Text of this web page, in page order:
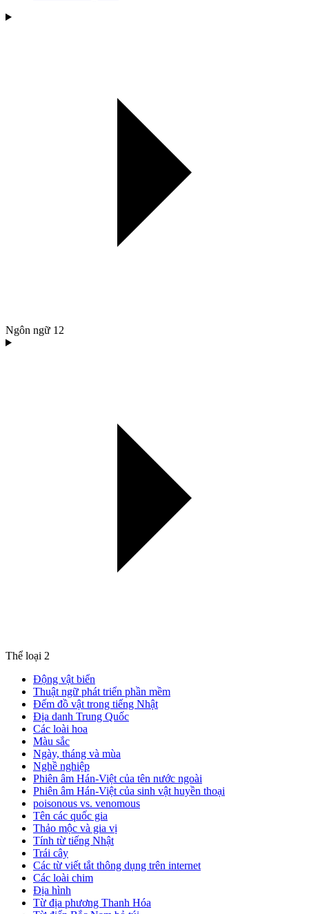
Ngôn ngữ 12
Thể loại 2
Động vật biển
Thuật ngữ phát triển phần mềm
Đếm đồ vật trong tiếng Nhật
Địa danh Trung Quốc
Các loài hoa
Màu sắc
Ngày, tháng và mùa
Nghề nghiệp
Phiên âm Hán-Việt của tên nước ngoài
Phiên âm Hán-Việt của sinh vật huyền thoại
poisonous vs. venomous
Tên các quốc gia
Thảo mộc và gia vị
Tính từ tiếng Nhật
Trái cây
Các từ viết tắt thông dụng trên internet
Các loài chim
Địa hình
Từ địa phương Thanh Hóa